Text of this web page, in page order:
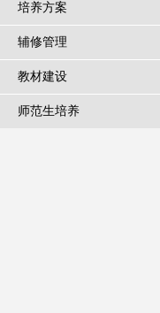
培养方案
辅修管理
教材建设
师范生培养